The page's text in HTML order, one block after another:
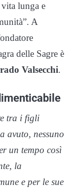
lunga e
A
delle Sagre è
Valsecchi.
tra i figli
avuto, nessuno
un tempo così
la
e per le sue